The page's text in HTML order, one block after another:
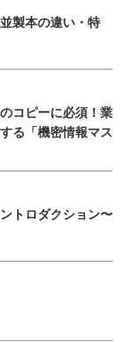
製本の違い・特
コピーに必須！業
る「機密情報マス
トロダクション〜